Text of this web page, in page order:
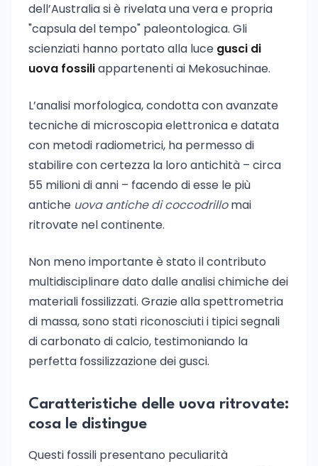
dell’Australia si è rivelata una vera e propria
"capsula del tempo" paleontologica. Gli
scienziati hanno portato alla luce gusci di
uova fossiliappartenenti ai Mekosuchinae.
L’analisi morfologica, condotta con avanzate
tecniche di microscopia elettronica e datata
con metodi radiometrici, ha permesso di
stabilire con certezza la loro antichità – circa
55 milioni di anni – facendo di esse le più
antiche uova antiche di coccodrillomai
ritrovate nel continente.
Non meno importante è stato il contributo
multidisciplinare dato dalle analisi chimiche dei
materiali fossilizzati. Grazie alla spettrometria
di massa, sono stati riconosciuti i tipici segnali
di carbonato di calcio, testimoniando la
perfetta fossilizzazione dei gusci.
Caratteristiche delle uova ritrovate:
cosa le distingue
Questi fossili presentano peculiarità